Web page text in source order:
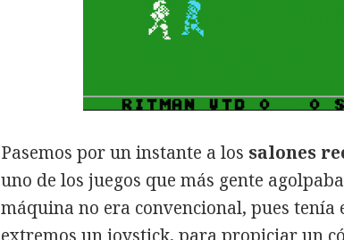
Pasemos por un instante a los salones
uno de los juegos que más gente
máquina no era convencional, pues tenía